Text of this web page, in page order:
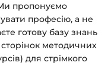
пропонуємо
професію, а не
готову базу знань
сторінок методичних
для стрімкого